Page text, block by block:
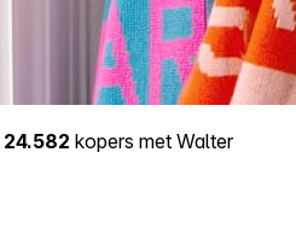
24.582 kopers met Walter